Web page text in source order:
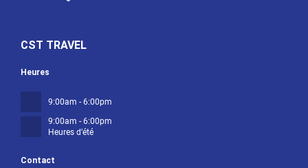
CST TRAVEL
Contact
Heures
9:00am - 6:00pm
9:00am - 6:00pm
Heures d’été